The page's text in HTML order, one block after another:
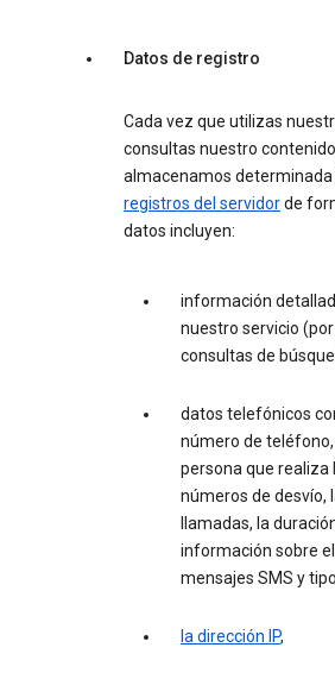
Datos de registro
Cada vez que utilizas
consultas nuestro
almacenamos
registros del servidorde
datos incluyen:
información
nuestro servicio
consultas de
datos telefónicos
número de
persona que realiza
números de desvío,
llamadas, la
información sobre
mensajes SMS y
la dirección IP,